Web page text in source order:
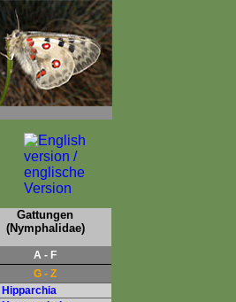
Gattungen
(Nymphalidae)
A - F
G - Z
Hipparchia